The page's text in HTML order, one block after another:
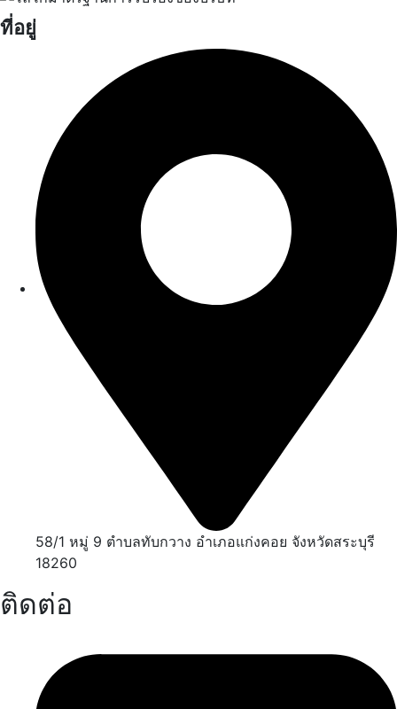
ที่อยู่
58/1 หมู่ 9 ตำบลทับกวาง อำเภอแก่งคอย จังหวัดสระบุรี
18260
ติดต่อ